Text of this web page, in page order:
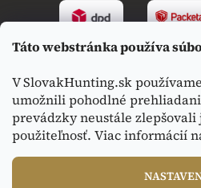
Táto webstránka používa
V SlovakHunting.sk
umožnili pohodlné
prevádzky neustále
použiteľnosť. Viac informácií